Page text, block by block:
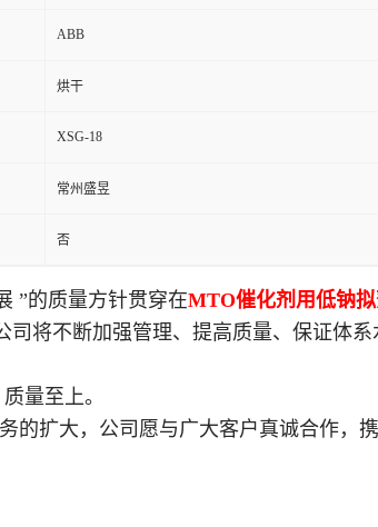
ABB
烘干
XSG-18
常州盛昱
否
”的质量方针贯穿在MTO催化剂用低钠
将不断加强管理、提高质量、保证体
量至上。
扩大，公司愿与广大客户真诚合作，携